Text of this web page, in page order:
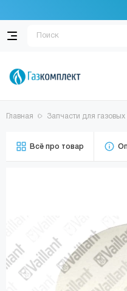
Главная Запчасти для газовых
Всё про товар